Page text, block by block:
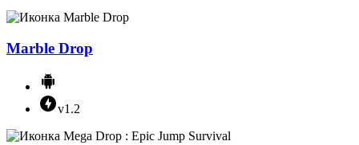
Marble Drop
v1.2